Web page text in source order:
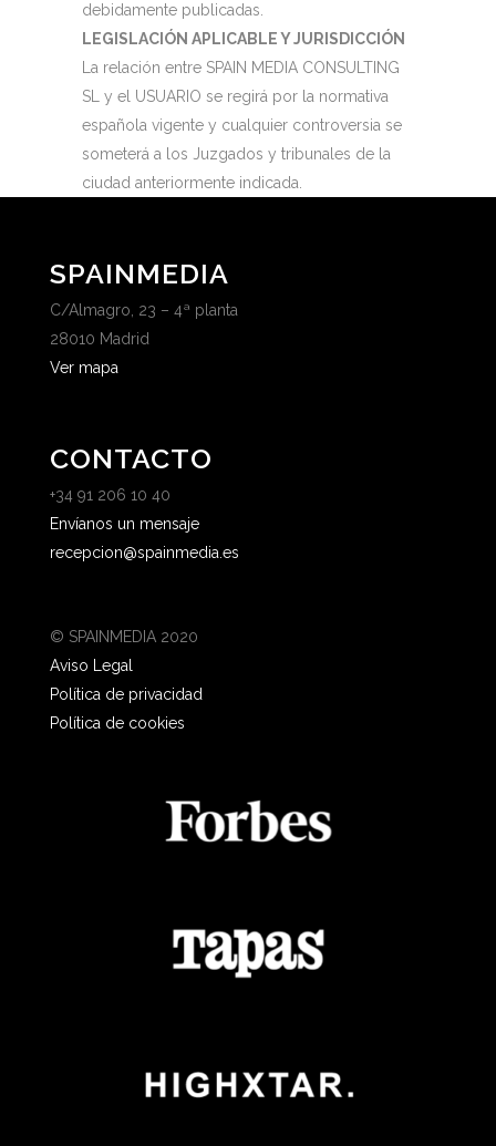
debidamente publicadas.
LEGISLACIÓN APLICABLE Y JURISDICCIÓN
La relación entre SPAIN MEDIA CONSULTING
SL y el USUARIO se regirá por la normativa
española vigente y cualquier controversia se
someterá a los Juzgados y tribunales de la
ciudad anteriormente indicada.
SPAINMEDIA
C/Almagro, 23 – 4ª planta
28010 Madrid
Ver mapa
CONTACTO
+34 91 206 10 40
Envíanos un mensaje
recepcion@spainmedia.es
© SPAINMEDIA 2020
Aviso Legal
Política de privacidad
Política de cookies